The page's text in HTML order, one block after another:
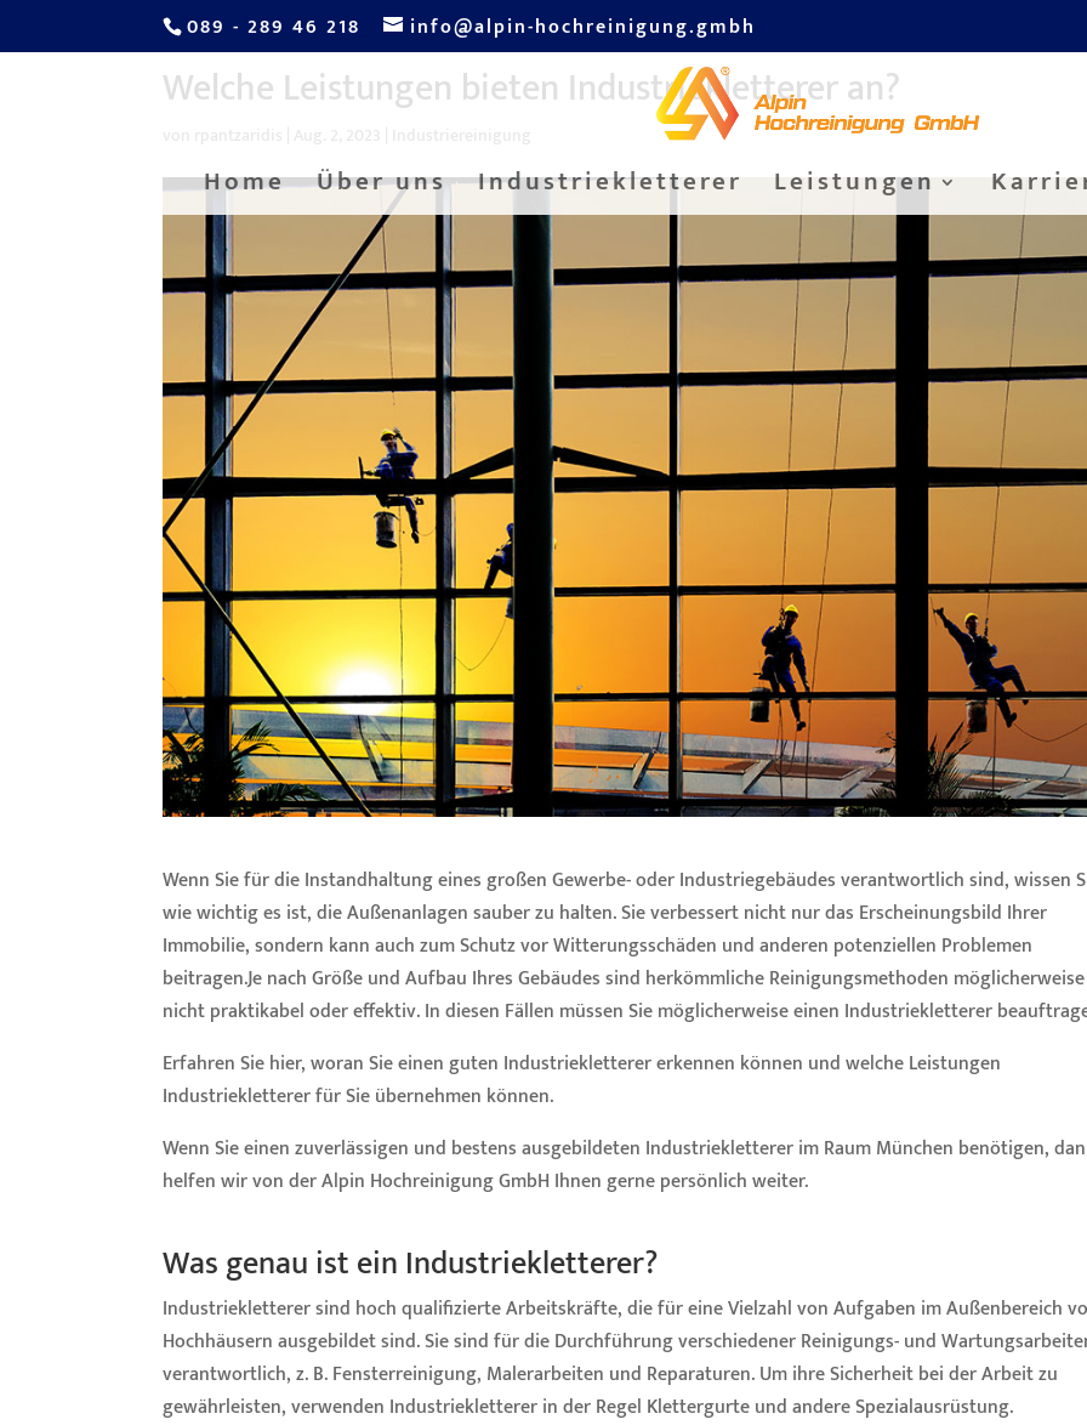
089 - 289 46 218 info@alpin-hochreinigung.gmbh
Home Über uns Industriekletterer Leistungen
Welche Leistungen bieten Industriekletterer an?
Wenn Sie für die Instandhaltung eines großen Gewerbe- oder Industriegebäudes verantwortlich sind, wissen
wie wichtig es ist, die Außenanlagen sauber zu halten. Sie verbessert nicht nur das Erscheinungsbild Ihrer
Immobilie, sondern kann auch zum Schutz vor Witterungsschäden und anderen potenziellen Problemen
beitragen.Je nach Größe und Aufbau Ihres Gebäudes sind herkömmliche Reinigungsmethoden möglicherweise
nicht praktikabel oder effektiv. In diesen Fällen müssen Sie möglicherweise einen Industriekletterer
Erfahren Sie hier, woran Sie einen guten Industriekletterer erkennen können und welche Leistungen
Industriekletterer für Sie übernehmen können.
Wenn Sie einen zuverlässigen und bestens ausgebildeten Industriekletterer im Raum München benötigen,
helfen wir von der Alpin Hochreinigung GmbH Ihnen gerne persönlich weiter.
Was genau ist ein Industriekletterer?
Industriekletterer sind hoch qualifizierte Arbeitskräfte, die für eine Vielzahl von Aufgaben im Außenbereich
Hochhäusern ausgebildet sind. Sie sind für die Durchführung verschiedener Reinigungs- und
verantwortlich, z. B. Fensterreinigung, Malerarbeiten und Reparaturen. Um ihre Sicherheit bei der Arbeit zu
gewährleisten, verwenden Industriekletterer in der Regel Klettergurte und andere Spezialausrüstung.